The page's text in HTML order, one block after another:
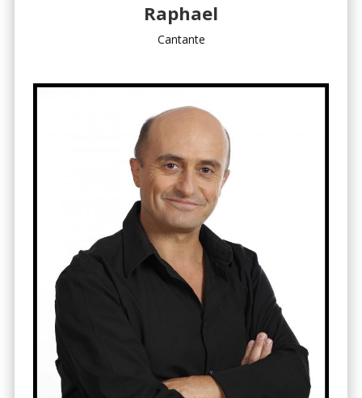
Raphael
Cantante